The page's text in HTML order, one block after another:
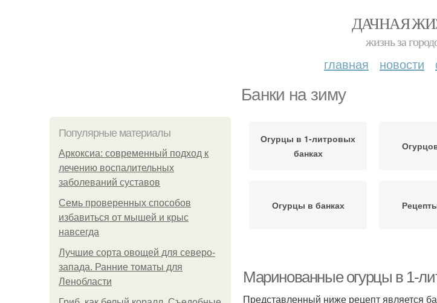
ДАЧНАЯ
жизнь за
главная новости
Банки на зиму
Популярные материалы
Аркоксиа: современный подход к
лечению воспалительных
заболеваний суставов
Семь проверенных способов
избавиться от мышей и крыс
навсегда
Лучшие сорта овощей для северо-
запада. Ранние томаты для
Ленобласти
Огурцы в 1-литровых
банках
Огурцы в банках
Маринованные огурцы в 1-
Представленный ниже рецепт является